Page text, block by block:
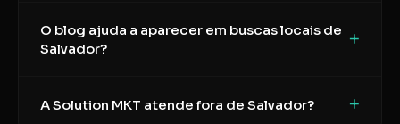
O blog ajuda a aparecer em buscas locais de
Salvador?
+
A Solution MKT atende fora de Salvador? +